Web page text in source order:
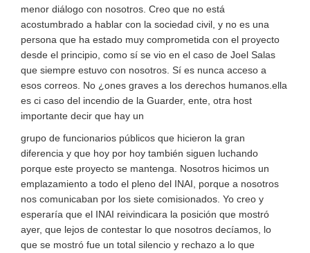
menor diálogo con nosotros. Creo que no está
acostumbrado a hablar con la sociedad civil, y no es una
persona que ha estado muy comprometida con el proyecto
desde el principio, como sí se vio en el caso de Joel Salas
que siempre estuvo con nosotros. Sí es nunca acceso a
esos correos. No ¿ones graves a los derechos humanos.ella
es ci caso del incendio de la Guarder, ente, otra host
importante decir que hay un
grupo de funcionarios públicos que hicieron la gran
diferencia y que hoy por hoy también siguen luchando
porque este proyecto se mantenga. Nosotros hicimos un
emplazamiento a todo el pleno del INAI, porque a nosotros
nos comunicaban por los siete comisionados. Yo creo y
esperaría que el INAI reivindicara la posición que mostró
ayer, que lejos de contestar lo que nosotros decíamos, lo
que se mostró fue un total silencio y rechazo a lo que